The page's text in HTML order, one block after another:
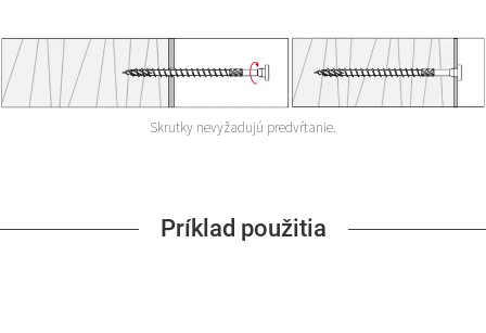
Skrutky nevyžadujú predvŕtanie.
Príklad použitia